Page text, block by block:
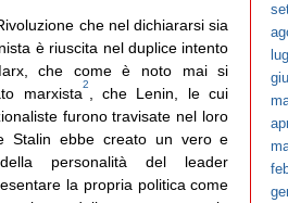
che nel dichiararsi sia
è riuscita nel duplice intento
che come è noto mai si
marxista
2
, che Lenin, le cui
furono travisate nel loro
Stalin ebbe creato un vero e
personalità del leader
la propria politica come